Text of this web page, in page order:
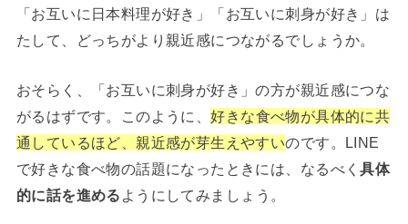
「お互いに日本料理が好き」「お互いに刺身が好き」は
たして、どっちがより親近感につながるでしょうか。
おそらく、「お互いに刺身が好き」の方が親近感につな
がるはずです。このように、好きな食べ物が具体的に共
通しているほど、親近感が芽生えやすいのです。LINE
で好きな食べ物の話題になったときには、なるべく具体
的に話を進める ようにしてみましょう。